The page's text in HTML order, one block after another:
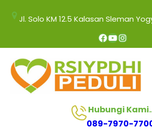
Jl. Solo KM 12.5 Kalasan Sleman
Hubungi
089-7970-